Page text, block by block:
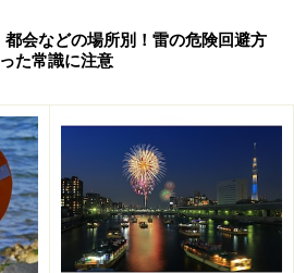
キーをする頃には全層雪崩が起
ードは表層雪崩よりはやや遅く
な雪崩になる恐れがあります。
や冬山登山をする人間にとって
都会などの場所別！雷の危険回避方
た常識に注意